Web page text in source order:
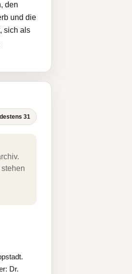
den
und die
sich als
31
Dr.